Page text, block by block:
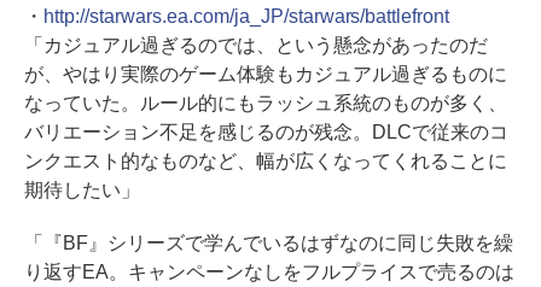
・ http://starwars.ea.com/ja_JP/starwars/battlefront
「カジュアル過ぎるのでは、という懸念があったのだ
が、やはり実際のゲーム体験もカジュアル過ぎるものに
なっていた。ルール的にもラッシュ系統のものが多く、
バリエーション不足を感じるのが残念。DLCで従来のコ
ンクエスト的なものなど、幅が広くなってくれることに
期待したい」
「『BF』シリーズで学んでいるはずなのに同じ失敗を繰
り返すEA。キャンペーンなしをフルプライスで売るのは